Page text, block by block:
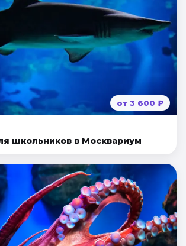
от 3 600 ₽
школьников в Москвариум